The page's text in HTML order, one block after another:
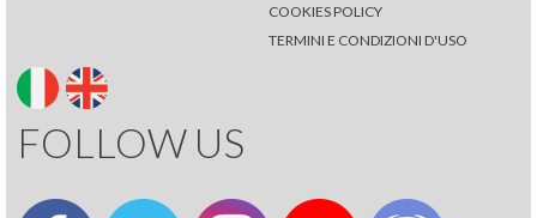
COOKIES POLICY
TERMINI E CONDIZIONI D'USO
FOLLOW US